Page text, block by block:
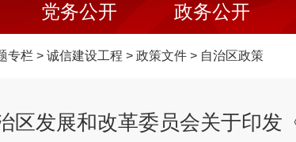
党务公开 政务公开
专栏 > 诚信建设工程 > 政策文件 > 自治区政策
区发展和改革委员会关于印